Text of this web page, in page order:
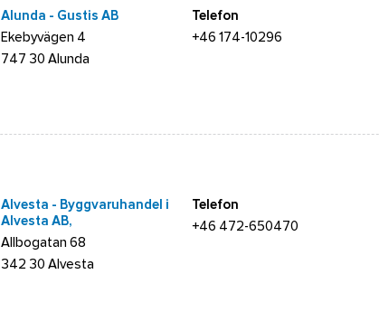
Alunda - Gustis AB
Ekebyvägen 4
747 30 Alunda
Telefon
+46 174-10296
Alvesta - Byggvaruhandel i
Alvesta AB,
Allbogatan 68
342 30 Alvesta
Telefon
+46 472-650470